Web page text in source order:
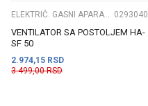
ELEKTRIČ. GASNI APARATI I PRIB 0293040
VENTILATOR SA POSTOLJEM HA-
SF 50
2.974,15 RSD
3.499,00RSD